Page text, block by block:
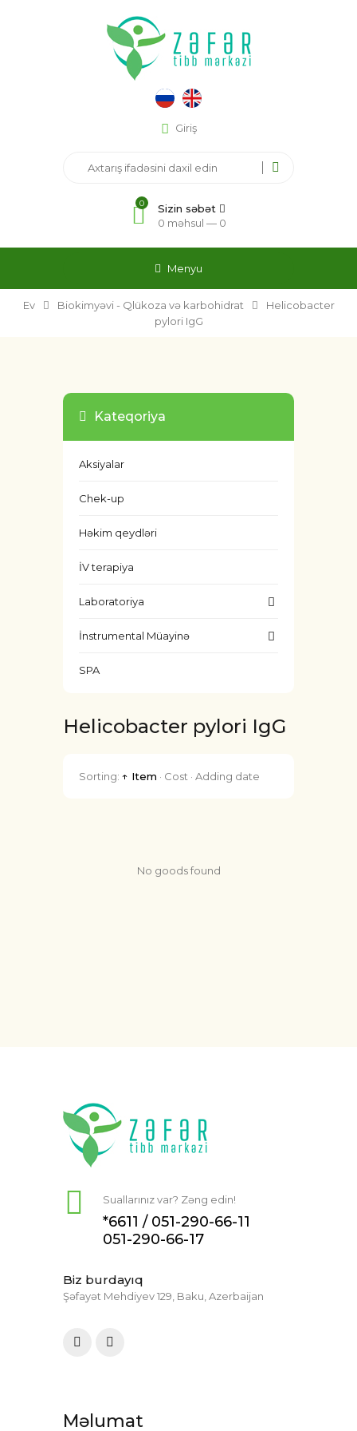
Giriş
0
Sizin səbət
0 məhsul — 0
Menyu
Ev Biokimyəvi - Qlükoza və karbohidrat
Helicobacter
pylori IgG
Kateqoriya
Aksiyalar
Chek-up
Həkim qeydləri
İV terapiya
Laboratoriya
İnstrumental Müayinə
SPA
Helicobacter pylori IgG
Sorting: ↑ Item · Cost · Adding date
No goods found
Suallarınız var? Zəng edin!
*6611 / 051-290-66-11
051-290-66-17
Biz burdayıq
Şəfayət Mehdiyev 129, Baku, Azerbaijan
Məlumat